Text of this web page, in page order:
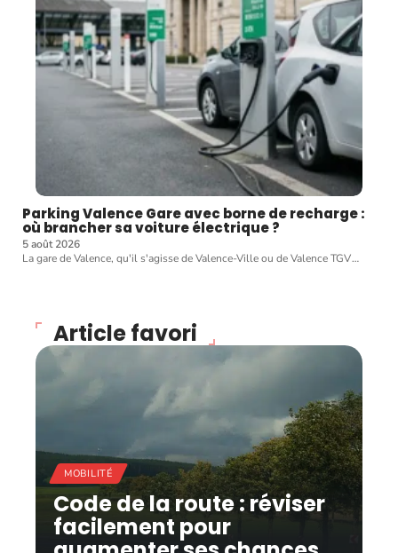
Parking Valence Gare avec borne de recharge :
où brancher sa voiture électrique ?
5 août 2026
La gare de Valence, qu'il s'agisse de Valence-Ville ou de Valence TGV…
Article favori
MOBILITÉ
Code de la route : réviser
facilement pour